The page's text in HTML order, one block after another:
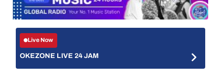
Live Now
OKEZONE LIVE 24 JAM